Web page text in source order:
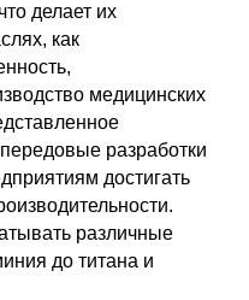
делает их
как
медицинских
разработки
достигать
различные
до титана и